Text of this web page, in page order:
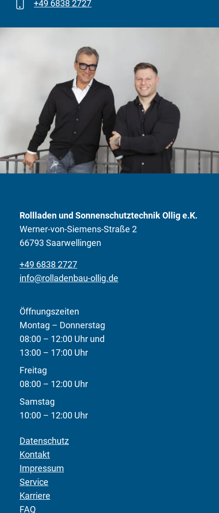
+49 6838 2727
Rollladen und Sonnenschutztechnik Ollig e.K.
Werner-von-Siemens-Straße 2
66793 Saarwellingen
+49 6838 2727
info@rolladenbau-ollig.de
Öffnungszeiten
Montag – Donnerstag
08:00 – 12:00 Uhr und
13:00 – 17:00 Uhr
Freitag
08:00 – 12:00 Uhr
Samstag
10:00 – 12:00 Uhr
Datenschutz
Kontakt
Impressum
Service
Karriere
FAQ